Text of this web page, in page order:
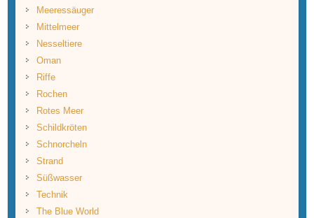
Meeressäuger
Mittelmeer
Nesseltiere
Oman
Riffe
Rochen
Rotes Meer
Schildkröten
Schnorcheln
Strand
Süßwasser
Technik
The Blue World